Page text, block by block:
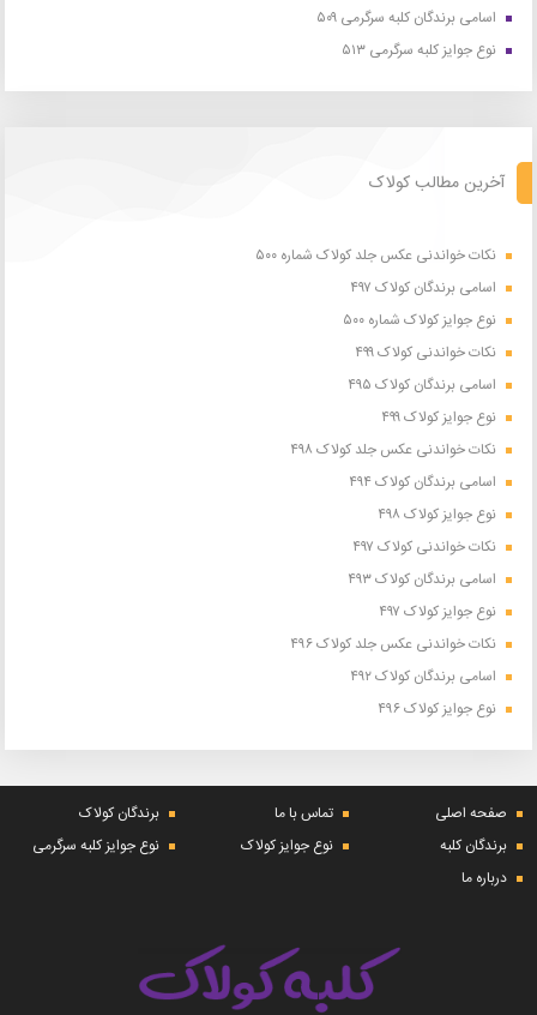
اسامی برندگان کلبه سرگرمی ۵۰۹
نوع جوایز کلبه سرگرمی ۵۱۳
آخرین مطالب کولاک
نکات خواندنی عکس جلد کولاک شماره ۵۰۰
اسامی برندگان کولاک ۴۹۷
نوع جوایز کولاک شماره ۵۰۰
نکات خواندنی کولاک ۴۹۹
اسامی برندگان کولاک ۴۹۵
نوع جوایز کولاک ۴۹۹
نکات خواندنی عکس جلد کولاک ۴۹۸
اسامی برندگان کولاک ۴۹۴
نوع جوایز کولاک ۴۹۸
نکات خواندنی کولاک ۴۹۷
اسامی برندگان کولاک ۴۹۳
نوع جوایز کولاک ۴۹۷
نکات خواندنی عکس جلد کولاک ۴۹۶
اسامی برندگان کولاک ۴۹۲
نوع جوایز کولاک ۴۹۶
صفحه اصلی تماس با ما
برندگان کولاک
برندگان کلبه
نوع جوایز کولاک
نوع جوایز کلبه سرگرمی
درباره ما